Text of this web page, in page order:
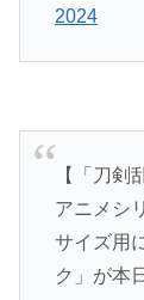
2024
【「刀剣
アニメシ
サイズ用
ク」が本